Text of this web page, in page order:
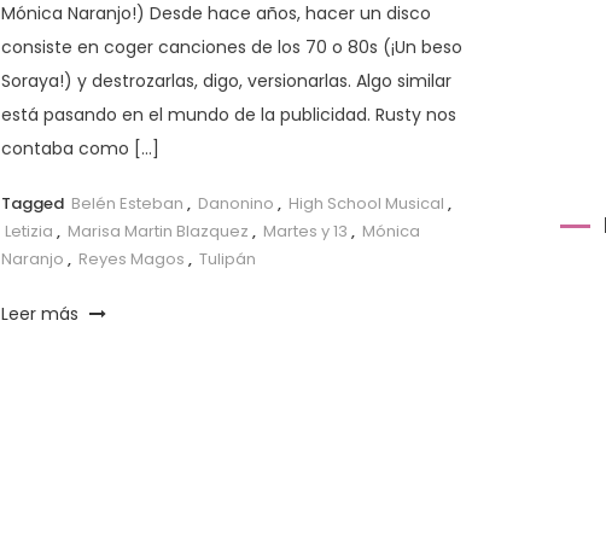
Mónica Naranjo!) Desde hace años, hacer un disco
consiste en coger canciones de los 70 o 80s (¡Un beso
Soraya!) y destrozarlas, digo, versionarlas. Algo similar
está pasando en el mundo de la publicidad. Rusty nos
contaba como […]
Tagged Belén Esteban , Danonino , High School Musical ,
Letizia , Marisa Martin Blazquez , Martes y 13 , Mónica
Naranjo , Reyes Magos , Tulipán
Leer más